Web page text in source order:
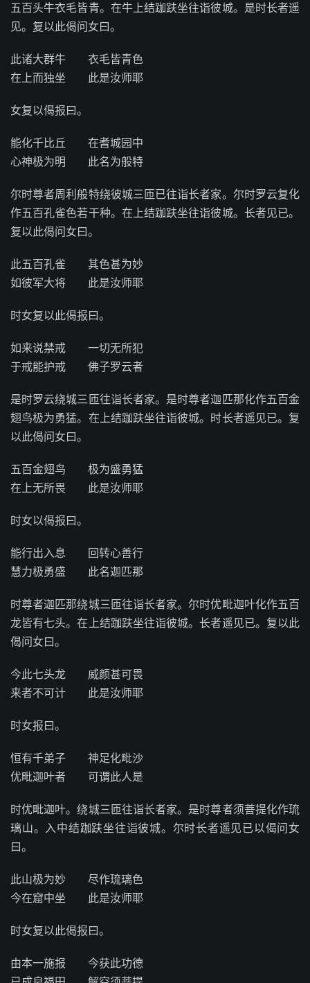
五百头牛衣毛皆青。在牛上结跏趺坐往诣彼城。是时长者遥
见。复以此偈问女曰。
此诸大群牛 衣毛皆青色
在上而独坐 此是汝师耶
女复以偈报曰。
能化千比丘 在耆城园中
心神极为明 此名为般特
尔时尊者周利般特绕彼城三匝已往诣长者家。尔时罗云复化
作五百孔雀色若干种。在上结跏趺坐往诣彼城。长者见已。
复以此偈问女曰。
此五百孔雀 其色甚为妙
如彼军大将 此是汝师耶
时女复以此偈报曰。
如来说禁戒 一切无所犯
于戒能护戒 佛子罗云者
是时罗云绕城三匝往诣长者家。是时尊者迦匹那化作五百金
翅鸟极为勇猛。在上结跏趺坐往诣彼城。时长者遥见已。复
以此偈问女曰。
五百金翅鸟 极为盛勇猛
在上无所畏 此是汝师耶
时女以偈报曰。
能行出入息 回转心善行
慧力极勇盛 此名迦匹那
时尊者迦匹那绕城三匝往诣长者家。尔时优毗迦叶化作五百
龙皆有七头。在上结跏趺坐往诣彼城。长者遥见已。复以此
偈问女曰。
今此七头龙 威颜甚可畏
来者不可计 此是汝师耶
时女报曰。
恒有千弟子 神足化毗沙
优毗迦叶者 可谓此人是
时优毗迦叶。绕城三匝往诣长者家。是时尊者须菩提化作琉
璃山。入中结跏趺坐往诣彼城。尔时长者遥见已以偈问女
曰。
此山极为妙 尽作琉璃色
今在窟中坐 此是汝师耶
时女复以此偈报曰。
由本一施报 今获此功德